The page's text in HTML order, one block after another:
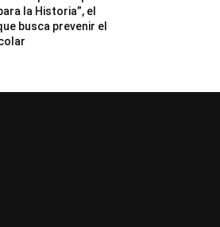
la Historia”, el
busca prevenir el